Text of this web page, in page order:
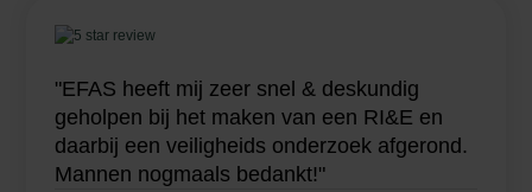
"EFAS heeft mij zeer snel & deskundig
geholpen bij het maken van een RI&E en
daarbij een veiligheids onderzoek afgerond.
Mannen nogmaals bedankt!"